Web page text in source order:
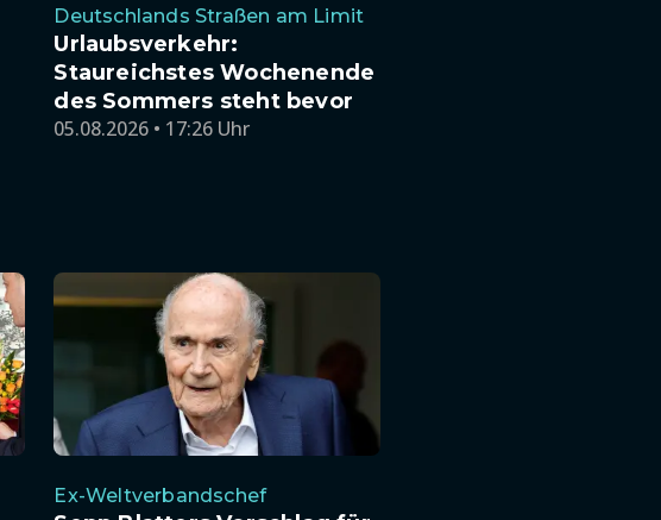
Deutschlands Straßen am Limit
Urlaubsverkehr:
Staureichstes Wochenende
des Sommers steht bevor
05.08.2026 • 17:26 Uhr
Ex-Weltverbandschef